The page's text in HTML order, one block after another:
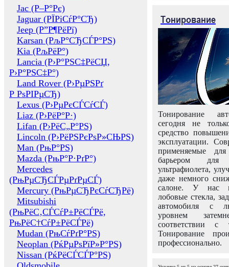
Jac (Р–Р°Рє)
Jaguar (РЇРіСѓР°СЂ)
Jeep (Р”Р¶РёРї)
Karsan (РљР°СЂСЃР°РЅ)
Kia (РљРёР°)
Lancia (Р›Р°РЅС‡РёСЏ,
Р›Р°РЅС‡Р°)
Land Rover (Р›РµРЅРґ
Р РѕРІРµСЂ)
Lexus (Р›РµРєСЃСѓСЃ)
Liaz (Р›РёР°Р·)
Lifan (Р›РёС„Р°РЅ)
Lincoln (Р›РёРЅРєРѕР»СЊРЅ)
Man (РњР°РЅ)
Mazda (РњР°Р·РґР°)
Mercedes
(РњРµСЂСЃРµРґРµСЃ)
Mercury (РњРµСЂРєСѓСЂРё)
Mitsubishi
(РњРёС‚СЃСѓР±РёСЃРё,
РњРёС†СѓР±РёСЃРё)
Mudan (РњСѓРґР°РЅ)
Neoplan (РќРµРѕРїР»Р°РЅ)
Nissan (РќРёСЃСЃР°РЅ)
Тонирование
Тонирование
сегодня не
средство
эксплуатации.
применяемые
барьером для
ультрафиолета,
даже немного
салоне. У нас
лобовые стекла,
автомобиля с
уровнем
соответствии с
Тонирование
профессионально.